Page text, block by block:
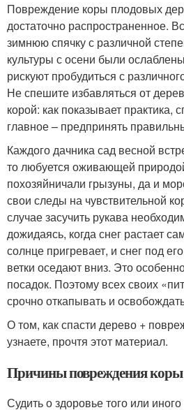
Повреждение коры плодовых
достаточно распространенное.
зимнюю спячку с различной
культуры с осени были
рискуют пробудиться с
Не спешите избавляться от
корой: как показывает практика,
главное – предпринять
Каждого дачника сад весной
то любуется оживающей
похозяйничали грызуны, да и
свои следы на чувствительной
случае засучить рукава
дожидаясь, когда снег растает
солнце пригревает, и снег под
ветки оседают вниз. Это
посадок. Поэтому всех своих
срочно откапывать и
О том, как спасти дерево +
узнаете, прочтя этот материал.
Причины повреждения коры
Судить о здоровье того или